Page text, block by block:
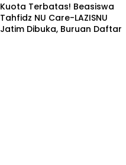
Kuota Terbatas! Beasiswa
Tahfidz NU Care-LAZISNU
Jatim Dibuka, Buruan Daftar